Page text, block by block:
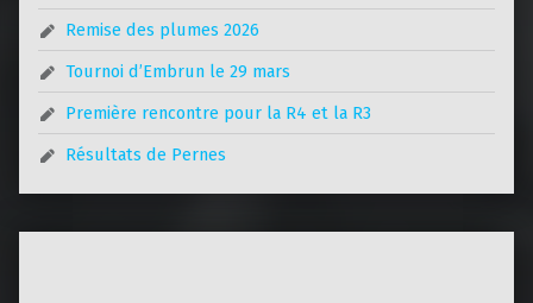
Remise des plumes 2026
Tournoi d’Embrun le 29 mars
Première rencontre pour la R4 et la R3
Résultats de Pernes